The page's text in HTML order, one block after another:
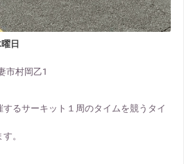
日
市村岡乙1
するサーキット１周のタイムを競うタイ
。